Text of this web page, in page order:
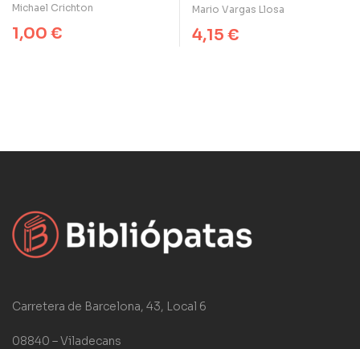
Michael Crichton
1,00 €
Mario Vargas Llosa
4,15 €
Carretera de Barcelona, 43, Local 6
08840 – Viladecans